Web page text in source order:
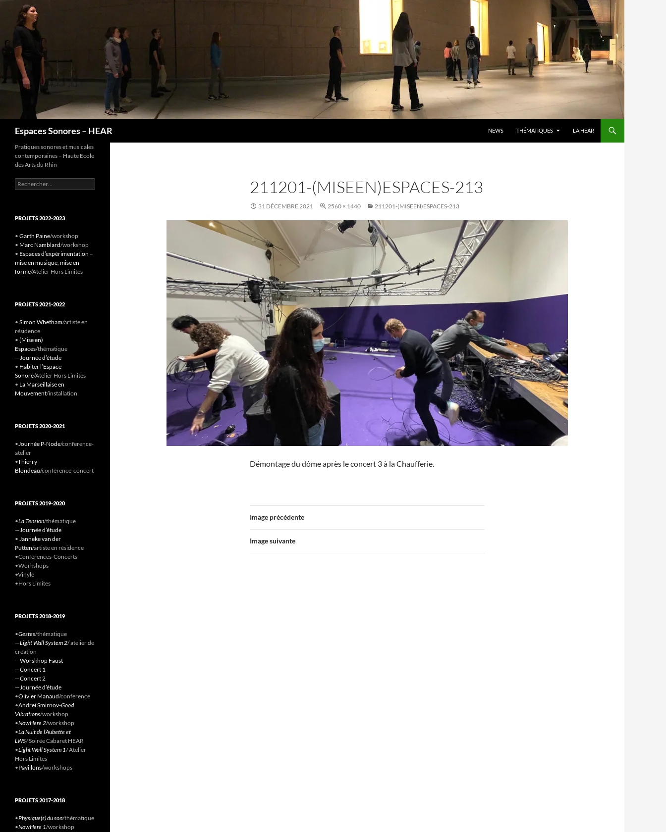
Espaces Sonores – HEAR
NEWS
THÉMATIQUES LA HEAR
211201-(MISEEN)ESPACES-213
31 DÉCEMBRE 2021 2560 × 1440 211201-(MISEEN)ESPACES-213
Démontage du dôme après le concert 3 à la Chaufferie.
Image précédente
Image suivante
Pratiques sonores et musicales
contemporaines – Haute Ecole
des Arts du Rhin
Rechercher :
PROJETS 2022-2023
• Garth Paine/workshop
• Marc Namblard/workshop
• Espaces d’expérimentation –
mise en musique, mise en
forme/Atelier Hors Limites
PROJETS 2021-2022
• Simon Whetham/artiste en
résidence
• (Mise en)
Espaces/thématique
—Journée d’étude
• Habiter l’Espace
Sonore/Atelier Hors Limites
• La Marseillaise en
Mouvement/installation
PROJETS 2020-2021
•Journée P-Node/conference-
atelier
•Thierry
Blondeau/conférence-concert
PROJETS 2019-2020
•La Tension/thématique
—Journée d’étude
• Janneke van der
Putten/artiste en résidence
•Conférences-Concerts
•Workshops
•Vinyle
•Hors Limites
PROJETS 2018-2019
•Gestes/thématique
—Light Wall System 2/ atelier de
création
—Worskhop Faust
—Concert 1
—Concert 2
—Journée d’étude
•Olivier Manaud/conference
•Andrei Smirnov-Good
Vibrations/workshop
•NowHere 2/workshop
•La Nuit de l’Aubette et
LWS/Soirée Cabaret HEAR
•Light Wall System 1/Atelier
Hors Limites
•Pavillons/workshops
PROJETS 2017-2018
•Physique(s) du son/thématique
•NowHere 1/workshop